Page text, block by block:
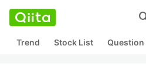
Trend Stock List Question